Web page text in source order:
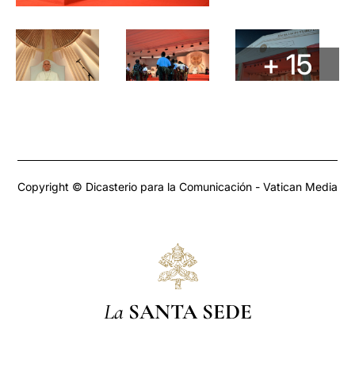
+ 15
Copyright © Dicasterio para la Comunicación - Vatican Media
La SANTA SEDE